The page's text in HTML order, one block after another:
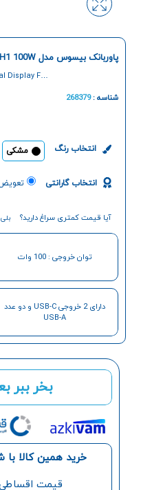
بخر ببر
خرید همین کالا
قیمت
پاوربانک بیسوس مدل Blade H1 100W ظرفیت 20000mAh
Display Fast
شناسه :268379
انتخاب رنگ مشکی
انتخاب گارانتی تعویض ۱۲ماهه یاس
آیا قیمت کمتری سراغ دارید؟ بلی
توان خروجی : 100 وات
دارای 2 خروجی USB-C و دو عدد
USB-A